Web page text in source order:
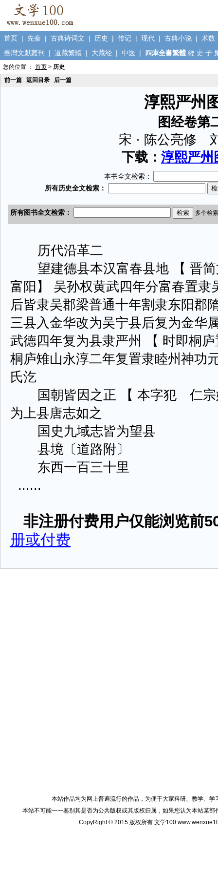
首页 | 先秦 | 古典诗词文 | 历史 | 传记 | 现代 | 古典小说 | 术数
臺灣文獻叢刊
| 道藏繁體 | 大藏经 | 中医 | 四庫全書繁體 經 史 子
您的位置 ： 首页 > 历史
前一篇
返回目录 后一篇
淳熙严州
图经卷第
宋 · 陈公亮修
下载： 淳熙严
本书全文检索：
历代沿革二
望建德县本汉富春县地 【 晋简
富阳】 吴孙权黄武四年分富春置隶
后皆隶吴郡梁普通十年割隶东阳郡
三县入金华改为吴宁县后复为金华
武德四年复为县隶严州 【 时即桐
桐庐雉山永淳二年复置隶睦州神功
氏汔
国朝皆因之正 【 本字犯 仁宗
为上县唐志如之
国史九域志皆为望县
县境〔道路附〕
东西一百三十里
......
非注册付费用户仅能浏览前
册或付费
本站作品均为网上普遍流行的作品，为便于大家科研、教学、
本站不可能一一鉴别其是否为公共版权或其版权归属，如果您认为本站某
CopyRight © 2015 版权所有 文学100